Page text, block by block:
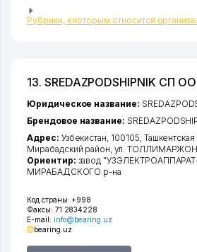
Рубрики, к которым относится
13. SREDAZPODSHIPNIK СП
Код страны: +998
Факсы: 71 2834228
E-mail: info@bearing.uz
bearing.uz
Юридическое название:
Брендовое название:
Адрес: Узбекистан, 100105,
Мирабадский район ,ул. ТОЛЛИМАРЖОН
Ориентир: завод
МИРАБАДСКОГО р-на